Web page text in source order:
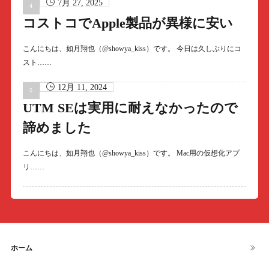
7月 27, 2025
コストコでApple製品が異様に安い
こんにちは、如月翔也（@showya_kiss）です。 今日は久しぶりにコ
スト……
12月 11, 2024
UTM SEは実用に耐えなかったので
諦めました
こんにちは、如月翔也（@showya_kiss）です。 Mac用の仮想化アプ
リ……
ホーム